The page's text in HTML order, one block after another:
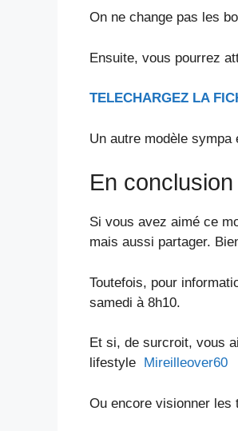
On ne change pas les
Ensuite, vous pourrez
TELECHARGEZ LA
Un autre modèle
En
Si vous avez aimé ce
mais aussi partager.
Toutefois, pour
samedi à 8h10.
Et si, de surcroit, vous
lifestyle
Mireilleover60
Ou encore visionner les